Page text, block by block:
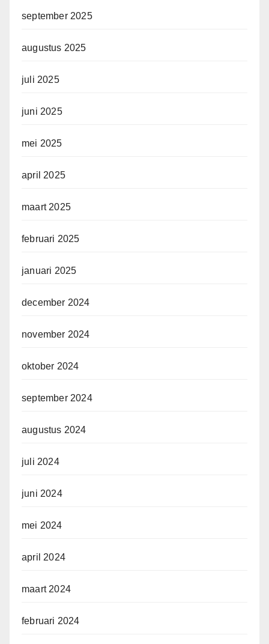
september 2025
augustus 2025
juli 2025
juni 2025
mei 2025
april 2025
maart 2025
februari 2025
januari 2025
december 2024
november 2024
oktober 2024
september 2024
augustus 2024
juli 2024
juni 2024
mei 2024
april 2024
maart 2024
februari 2024